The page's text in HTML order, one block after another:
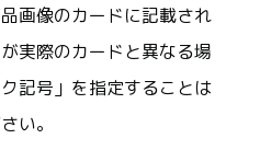
画像のカードに記載され
実際のカードと異なる場
記号」を指定することは
い。